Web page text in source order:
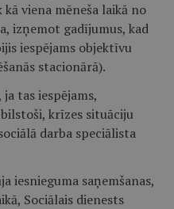
viena mēneša laikā no
izņemot gadījumus, kad
iespējams objektīvu
stacionārā).
tas iespējams,
krīzes situāciju
darba speciālista
iesnieguma saņemšanas,
Sociālais dienests